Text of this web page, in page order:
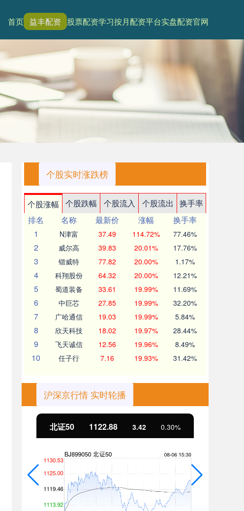
首页 益丰配资 股票配资学习按月配资平台实盘配资官网
个股实时涨跌榜
个股涨幅 个股跌幅 个股流入 个股流出
换手率
排名
名称 最新价 涨幅
换手率
1
N津富 37.49 114.72% 77.46%
2 威尔高 39.83 20.01% 17.76%
3 锴威特 77.82 20.00% 1.17%
4 科翔股份 64.32 20.00% 12.21%
5 蜀道装备 33.61 19.99% 11.69%
6 中巨芯 27.85 19.99% 32.20%
7 广哈通信 19.03 19.99% 5.84%
8 欣天科技 18.02 19.97% 28.44%
9 飞天诚信 12.56 19.96% 8.49%
10 任子行 7.16 19.93% 31.42%
沪深京行情 实时轮播
北证50 1122.88 3.42 0.30%